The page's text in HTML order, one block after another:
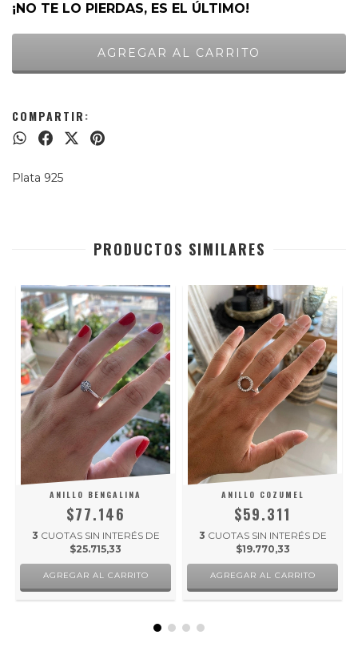
¡NO TE LO PIERDAS, ES EL ÚLTIMO!
COMPARTIR:
Plata 925
PRODUCTOS SIMILARES
ANILLO BENGALINA
$77.146
3 CUOTAS SIN INTERÉS DE
$25.715,33
AGREGAR AL CARRITO
ANILLO COZUMEL
$59.311
3 CUOTAS SIN INTERÉS DE
$19.770,33
AGREGAR AL CARRITO